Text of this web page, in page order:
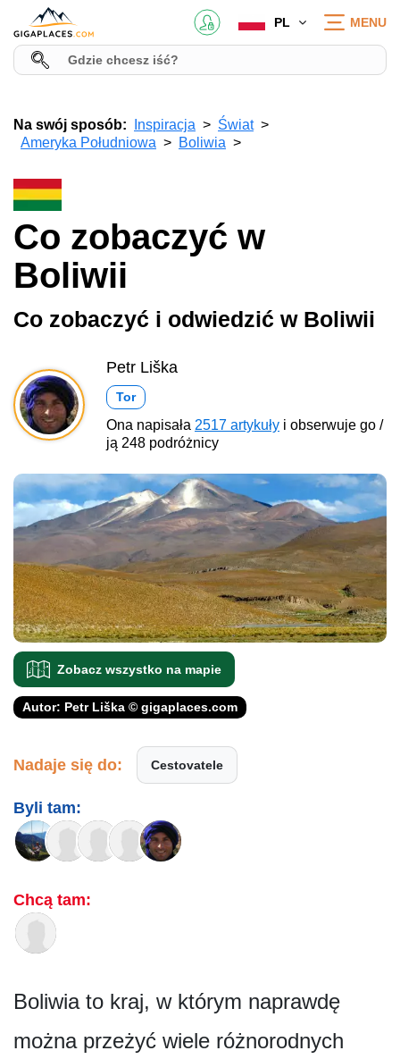
PL MENU
Na swój sposób: Inspiracja
Świat
Ameryka Południowa
Boliwia
Co zobaczyć w
Boliwii
Co zobaczyć i odwiedzić w Boliwii
Petr Liška
Tor
Ona napisała 2517 artykuły i obserwuje go /
ją 248 podróżnicy
Zobacz wszystko na mapie
Autor: Petr Liška © gigaplaces.com
Nadaje się do: Cestovatele
Byli tam:
Chcą tam:
Boliwia to kraj, w którym naprawdę
można przeżyć wiele różnorodnych